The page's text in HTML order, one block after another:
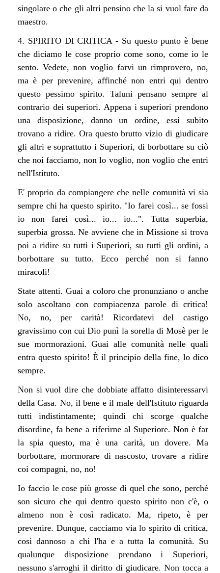
singolare o che gli altri pensino che la si vuol fare da
maestro.
4. SPIRITO DI CRITICA - Su questo punto è bene
che diciamo le cose proprio come sono, come io le
sento. Vedete, non voglio farvi un rimprovero, no,
ma è per prevenire, affinché non entri qui dentro
questo pessimo spirito. Taluni pensano sempre al
contrario dei superiori. Appena i superiori prendono
una disposizione, danno un ordine, essi subito
trovano a ridire. Ora questo brutto vizio di giudicare
gli altri e soprattutto i Superiori, di borbottare su ciò
che noi facciamo, non lo voglio, non voglio che entri
nell'Istituto.
E' proprio da compiangere che nelle comunità vi sia
sempre chi ha questo spirito. "Io farei così... se fossi
io non farei così... io... io...". Tutta superbia,
superbia grossa. Ne avviene che in Missione si trova
poi a ridire su tutti i Superiori, su tutti gli ordini, a
borbottare su tutto. Ecco perché non si fanno
miracoli!
State attenti. Guai a coloro che pronunziano o anche
solo ascoltano con compiacenza parole di critica!
No, no, per carità! Ricordatevi del castigo
gravissimo con cui Dio punì la sorella di Mosè per le
sue mormorazioni. Guai alle comunità nelle quali
entra questo spirito! È il principio della fine, lo dico
sempre.
Non si vuol dire che dobbiate affatto disinteressarvi
della Casa. No, il bene e il male dell'Istituto riguarda
tutti indistintamente; quindi chi scorge qualche
disordine, fa bene a riferirne al Superiore. Non è far
la spia questo, ma è una carità, un dovere. Ma
borbottare, mormorare di nascosto, trovare a ridire
coi compagni, no, no!
Io faccio le cose più grosse di quel che sono, perché
son sicuro che qui dentro questo spirito non c'è, o
almeno non è così radicato. Ma, ripeto, è per
prevenire. Dunque, cacciamo via lo spirito di critica,
così dannoso a chi l'ha e a tutta la comunità. Su
qualunque disposizione prendano i Superiori,
nessuno s'arroghi il diritto di giudicare. Non tocca a